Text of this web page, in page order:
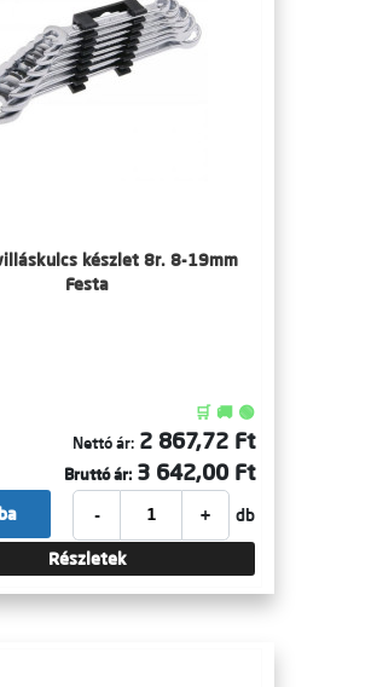
készlet 8r. 8-19mm
Festa
🛒 🚚 🟢
Nettó ár: 2 867,72 Ft
Bruttó ár: 3 642,00 Ft
- + db
Részletek